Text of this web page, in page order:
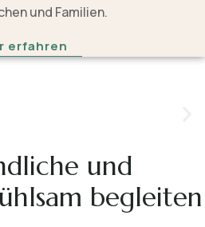
und Familien.
erfahren
und
begleiten